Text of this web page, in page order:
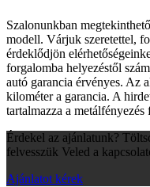
Szalonunkban
modell. Várjuk szeretettel,
érdeklődjön
forgalomba helyezéstől
autó garancia érvényes. Az
kilométer a garancia. A
tartalmazza a metálfényezés
Érdekel az ajánlatunk?
felvesszük Veled a
Ajánlatot kérek